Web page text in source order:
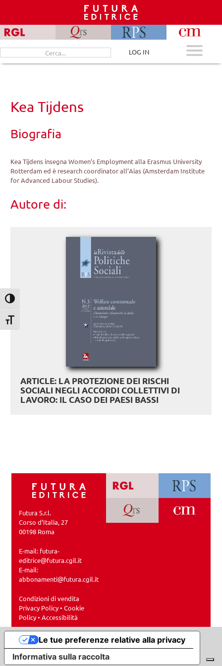
Attiva/disattiva alto contrasto
Attiva/disattiva dimensione testo
content
Cerca
per:
LOG IN
Kea Tijdens
Biografia
Kea Tijdens insegna Women’s Employment alla Erasmus University
Rotterdam ed è research coordinator all’Aias (Amsterdam Institute
for Advanced Labour Studies).
Autore di:
ARTICLE: LA PROTEZIONE DEI RISCHI
SOCIALI NEGLI ACCORDI COLLETTIVI DI
LAVORO: IL CASO DEI PAESI BASSI
Futura S.r.l.
Corso d’Italia, 27
00198 Roma
E-mail: futura-
editrice@futura.cgil.it
E-mail:
abbonamenti@futura.cgil.it
Condizioni di vendita
Privacy Policy•Cookie
Policy•Accessibilità
Informativa sulla raccolta
Le tue preferenze relative alla privacy